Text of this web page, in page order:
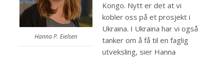
Hanna P. Eielsen
Kongo. Nytt er det at vi
kobler oss på et prosjekt i
Ukraina. I Ukraina har vi også
tanker om å få til en faglig
utveksling, sier Hanna